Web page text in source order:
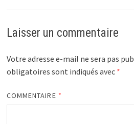
Laisser un commentaire
Votre adresse e-mail ne sera pas
obligatoires sont indiqués avec *
COMMENTAIRE *